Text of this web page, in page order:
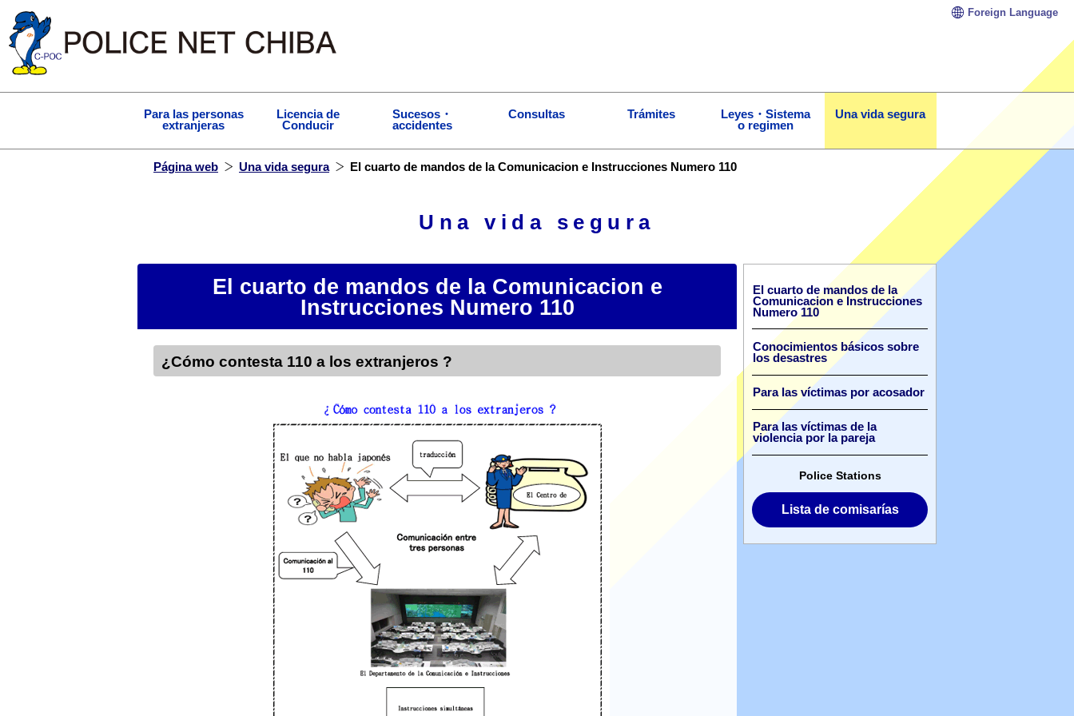
Foreign Language
Para las personas
extranjeras
Licencia de
Conducir
Sucesos・
accidentes
Consultas Trámites
Leyes・Sistema
o regimen
Una vida segura
Página web Una vida segura El cuarto de mandos de la Comunicacion e Instrucciones Numero 110
Una vida segura
El cuarto de mandos de la Comunicacion e
Instrucciones Numero 110
¿Cómo contesta 110 a los extranjeros ?
El cuarto de mandos de la
Comunicacion e Instrucciones
Numero 110
Conocimientos básicos sobre
los desastres
Para las víctimas por acosador
Para las víctimas de la
violencia por la pareja
Police Stations
Lista de comisarías